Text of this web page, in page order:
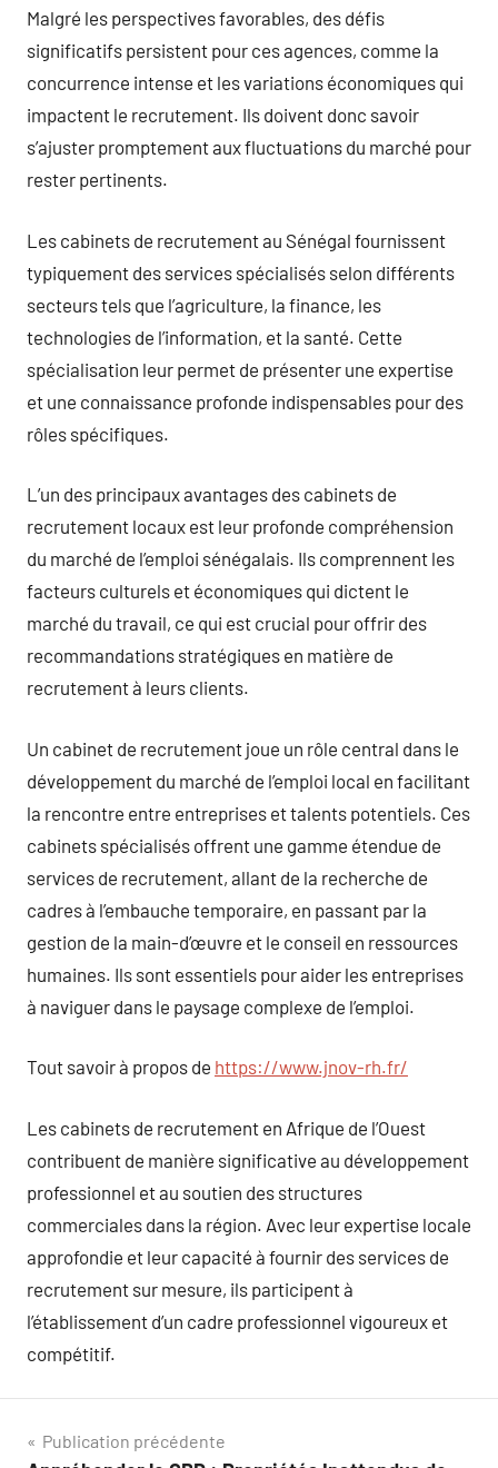
Malgré les perspectives favorables, des défis
significatifs persistent pour ces agences, comme la
concurrence intense et les variations économiques qui
impactent le recrutement. Ils doivent donc savoir
s’ajuster promptement aux fluctuations du marché pour
rester pertinents.
Les cabinets de recrutement au Sénégal fournissent
typiquement des services spécialisés selon différents
secteurs tels que l’agriculture, la finance, les
technologies de l’information, et la santé. Cette
spécialisation leur permet de présenter une expertise
et une connaissance profonde indispensables pour des
rôles spécifiques.
L’un des principaux avantages des cabinets de
recrutement locaux est leur profonde compréhension
du marché de l’emploi sénégalais. Ils comprennent les
facteurs culturels et économiques qui dictent le
marché du travail, ce qui est crucial pour offrir des
recommandations stratégiques en matière de
recrutement à leurs clients.
Un cabinet de recrutement joue un rôle central dans le
développement du marché de l’emploi local en facilitant
la rencontre entre entreprises et talents potentiels. Ces
cabinets spécialisés offrent une gamme étendue de
services de recrutement, allant de la recherche de
cadres à l’embauche temporaire, en passant par la
gestion de la main-d’œuvre et le conseil en ressources
humaines. Ils sont essentiels pour aider les entreprises
à naviguer dans le paysage complexe de l’emploi.
Tout savoir à propos de https://www.jnov-rh.fr/
Les cabinets de recrutement en Afrique de l’Ouest
contribuent de manière significative au développement
professionnel et au soutien des structures
commerciales dans la région. Avec leur expertise locale
approfondie et leur capacité à fournir des services de
recrutement sur mesure, ils participent à
l’établissement d’un cadre professionnel vigoureux et
compétitif.
Navigation
Publication précédente